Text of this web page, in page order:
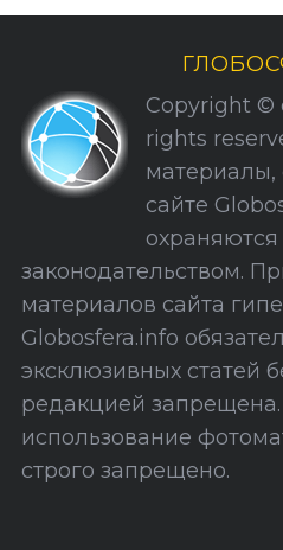
р
и
С
а
а
Copyright ©
rights
материалы,
сайте
охраняются
законодательством.
материалов сайта
Globosfera.info
эксклюзивных статей
редакцией
использование
строго запрещено.